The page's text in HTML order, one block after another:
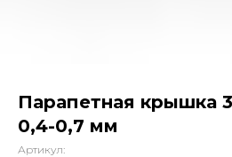
Парапетная крышка
0,4-0,7 мм
Артикул: